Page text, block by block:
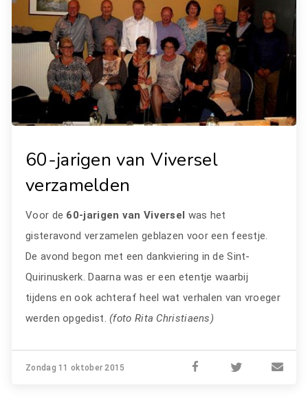
60-jarigen van Viversel
verzamelden
Voor de 60-jarigen van Viversel was het
gisteravond verzamelen geblazen voor een feestje.
De avond begon met een dankviering in de Sint-
Quirinuskerk. Daarna was er een etentje waarbij
tijdens en ook achteraf heel wat verhalen van vroeger
werden opgedist.(foto Rita Christiaens)
Zondag 11 oktober 2015